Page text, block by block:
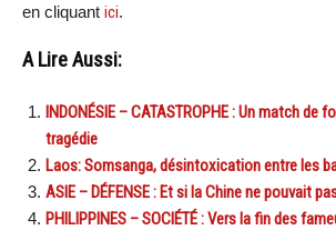
en cliquant ici.
A Lire Aussi:
INDONÉSIE – CATASTROPHE : Un match de
tragédie
Laos: Somsanga, désintoxication entre les
ASIE – DÉFENSE : Et si la Chine ne pouvait
PHILIPPINES – SOCIÉTÉ : Vers la fin des